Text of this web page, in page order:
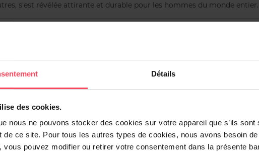
Détails
des cookies.
nous ne pouvons stocker des cookies sur votre appareil que s’ils
de ce site. Pour tous les autres types de cookies, nous avons besoin
vous pouvez modifier ou retirer votre consentement dans la présente
s'est révélée attirante et durable pour les hommes du monde entier.